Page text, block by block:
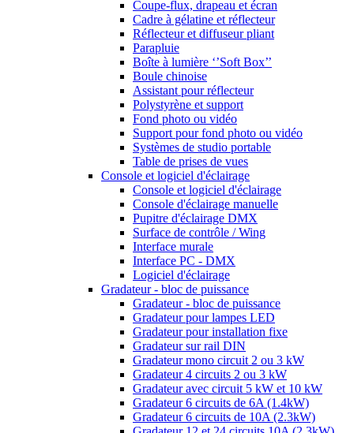
Coupe-flux, drapeau et écran
Cadre à gélatine et réflecteur
Réflecteur et diffuseur pliant
Parapluie
Boîte à lumière ‘’Soft Box’’
Boule chinoise
Assistant pour réflecteur
Polystyrène et support
Fond photo ou vidéo
Support pour fond photo ou vidéo
Systèmes de studio portable
Table de prises de vues
Console et logiciel d'éclairage
Console et logiciel d'éclairage
Console d'éclairage manuelle
Pupitre d'éclairage DMX
Surface de contrôle / Wing
Interface murale
Interface PC - DMX
Logiciel d'éclairage
Gradateur - bloc de puissance
Gradateur - bloc de puissance
Gradateur pour lampes LED
Gradateur pour installation fixe
Gradateur sur rail DIN
Gradateur mono circuit 2 ou 3 kW
Gradateur 4 circuits 2 ou 3 kW
Gradateur avec circuit 5 kW et 10 kW
Gradateur 6 circuits de 6A (1.4kW)
Gradateur 6 circuits de 10A (2.3kW)